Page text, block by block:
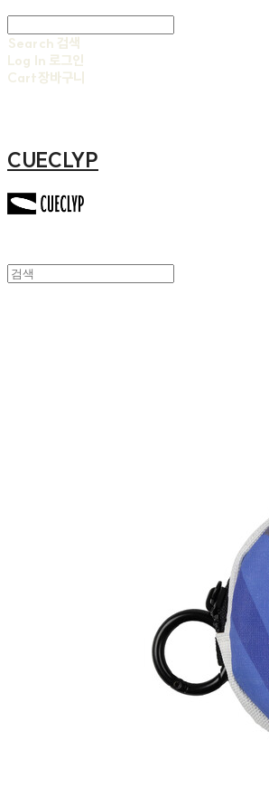
Search 검색
Log In 로그인
Cart장바구니
CUECLYP